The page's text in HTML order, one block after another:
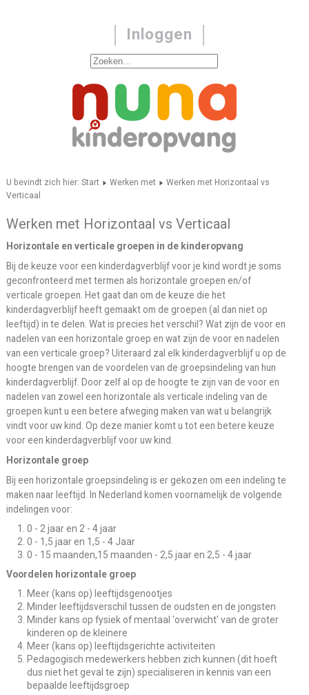
Inloggen
U bevindt zich hier: Start Werken met
Werken met Horizontaal vs
Verticaal
Werken met Horizontaal vs Verticaal
Horizontale en verticale groepen in de kinderopvang
Bij de keuze voor een kinderdagverblijf voor je kind wordt je soms
geconfronteerd met termen als horizontale groepen en/of
verticale groepen. Het gaat dan om de keuze die het
kinderdagverblijf heeft gemaakt om de groepen (al dan niet op
leeftijd) in te delen. Wat is precies het verschil? Wat zijn de voor en
nadelen van een horizontale groep en wat zijn de voor en nadelen
van een verticale groep? Uiteraard zal elk kinderdagverblijf u op de
hoogte brengen van de voordelen van de groepsindeling van hun
kinderdagverblijf. Door zelf al op de hoogte te zijn van de voor en
nadelen van zowel een horizontale als verticale indeling van de
groepen kunt u een betere afweging maken van wat u belangrijk
vindt voor uw kind. Op deze manier komt u tot een betere keuze
voor een kinderdagverblijf voor uw kind.
Horizontale groep
Bij een horizontale groepsindeling is er gekozen om een indeling te
maken naar leeftijd. In Nederland komen voornamelijk de volgende
indelingen voor:
0 - 2 jaar en 2 - 4 jaar
0 - 1,5 jaar en 1,5 - 4 Jaar
0 - 15 maanden,15 maanden - 2,5 jaar en 2,5 - 4 jaar
Voordelen horizontale groep
Meer (kans op) leeftijdsgenootjes
Minder leeftijdsverschil tussen de oudsten en de jongsten
Minder kans op fysiek of mentaal 'overwicht' van de groter
kinderen op de kleinere
Meer (kans op) leeftijdsgerichte activiteiten
Pedagogisch medewerkers hebben zich kunnen (dit hoeft
dus niet het geval te zijn) specialiseren in kennis van een
bepaalde leeftijdsgroep